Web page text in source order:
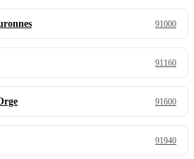
91000
91160
91600
91940